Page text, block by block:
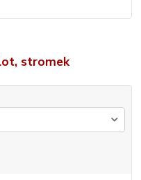
stromek